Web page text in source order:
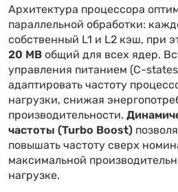
Архитектура процессора
параллельной обработки:
собственный L1 и L2 кэш, при
20 MBобщий для всех ядер.
управления питанием (C-
адаптировать частоту
нагрузки, снижая
производительности.
частоты (Turbo Boost)
повышать частоту сверх
максимальной
нагрузке.